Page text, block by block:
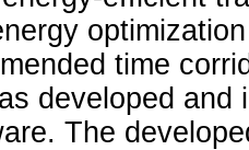
time
developed and
The